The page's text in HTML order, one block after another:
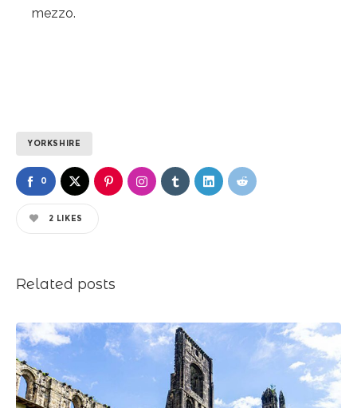
mezzo.
YORKSHIRE
0
2 LIKES
Related posts